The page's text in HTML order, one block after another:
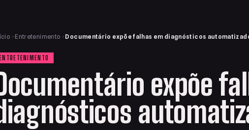
› Entretenimento › Documentário expõe falhas em diagnósticos
ENTRETENIMENTO
expõe